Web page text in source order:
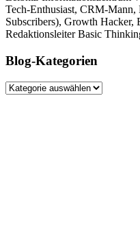
Tech-Enthusiast, CRM-
Subscribers), Growth Hacker,
Redaktionsleiter Basic
Blog-Kategorien
Blog-